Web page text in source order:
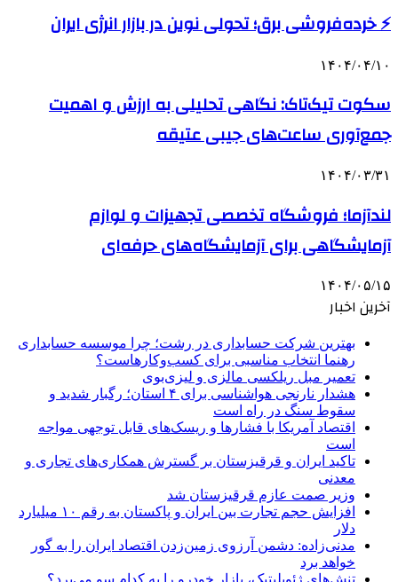
⚡ خرده‌فروشی برق؛ تحولی نوین در بازار انرژی ایران
۱۴۰۴/۰۴/۱۰
سکوت تیک‌تاک: نگاهی تحلیلی به ارزش و اهمیت
جمع‌آوری ساعت‌های جیبی عتیقه
۱۴۰۴/۰۳/۳۱
لندآزما؛ فروشگاه تخصصی تجهیزات و لوازم
آزمایشگاهی برای آزمایشگاه‌های حرفه‌ای
۱۴۰۴/۰۵/۱۵
آخرین اخبار
بهترین شرکت حسابداری در رشت؛ چرا موسسه حسابداری
رهنما انتخاب مناسبی برای کسب‌وکارهاست؟
تعمیر مبل ریلکسی مالزی و لیزی‌بوی
هشدار نارنجی هواشناسی برای ۴ استان؛ رگبار شدید و
سقوط سنگ در راه است
اقتصاد آمریکا با فشارها و ریسک‌های قابل توجهی مواجه
است
تاکید ایران و قرقیزستان بر گسترش همکاری‌های تجاری و
معدنی
وزیر صمت عازم قرقیزستان شد
افزایش حجم تجارت بین ایران و پاکستان به رقم ۱۰ میلیارد
دلار
مدنی‌زاده: دشمن آرزوی زمین‌زدن اقتصاد ایران را به گور
خواهد برد